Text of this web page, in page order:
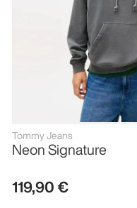
Tommy Jeans
Neon Signature
119,90 €